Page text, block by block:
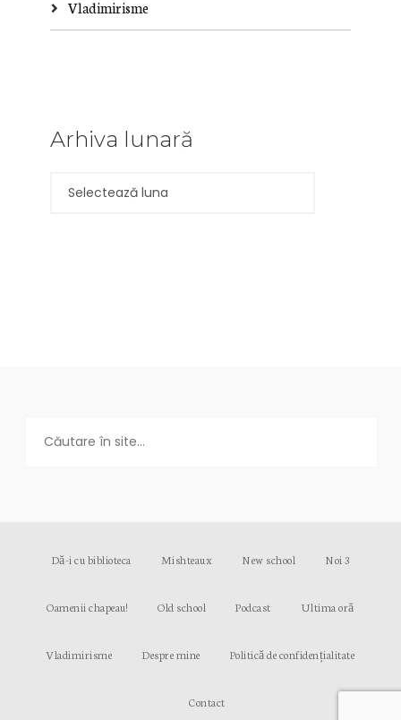
Vladimirisme
Arhiva lunară
Dă-i cu biblioteca Mishteaux New school Noi 3
Oamenii chapeau! Old school Podcast Ultima oră
Vladimirisme Despre mine Politică de confidențialitate
Contact